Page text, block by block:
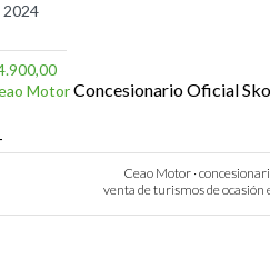
2024
MotorConcesionario Oficial
Ceao Motor ·
venta de turismos de ocasión